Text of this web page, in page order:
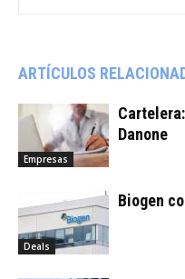
ARTÍCULOS
Empresas
Danone
Deals
Biogen